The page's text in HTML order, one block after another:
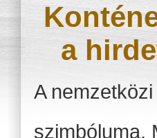
a
A
szimbóluma.